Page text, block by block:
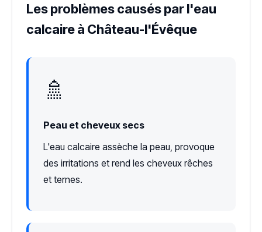
Les problèmes causés par l'eau
calcaire à Château-l'Évêque
🚿
Peau et cheveux secs
L'eau calcaire assèche la peau, provoque
des irritations et rend les cheveux rêches
et ternes.